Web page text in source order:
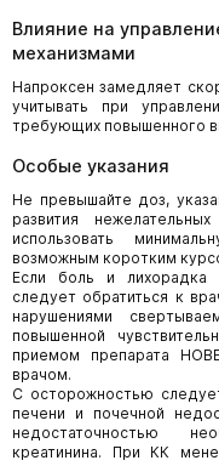
Влияние на
механизмами
Напроксен замедляет
учитывать при
требующих повышенного
Особые указания
Не превышайте доз,
развития
использовать
возможным коротким
Если боль и лихорадка
следует обратиться к
нарушениями
повышенной
приемом препарата
врачом.
С осторожностью
печени и почечной
недостаточностью
креатинина. При КК